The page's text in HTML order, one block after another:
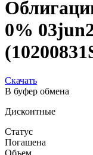
В буфер обмена
Дисконтные